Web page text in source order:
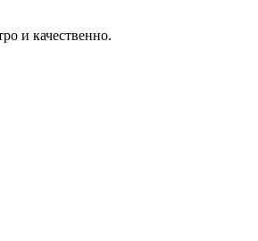
и качественно.